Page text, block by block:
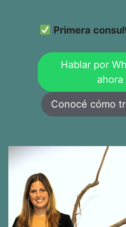
Primera
Hablar por
ahora
Conocé cómo